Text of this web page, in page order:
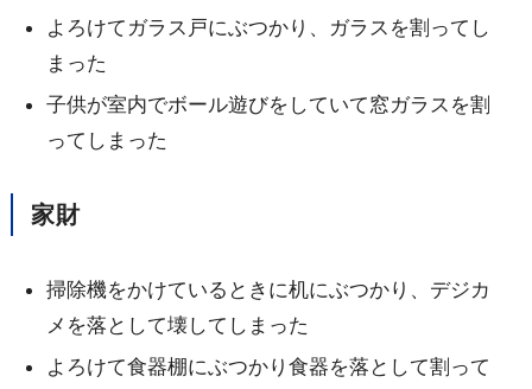
よろけてガラス戸にぶつかり、ガラスを割ってし
まった
子供が室内でボール遊びをしていて窓ガラスを割
ってしまった
家財
掃除機をかけているときに机にぶつかり、デジカ
メを落として壊してしまった
よろけて食器棚にぶつかり食器を落として割って